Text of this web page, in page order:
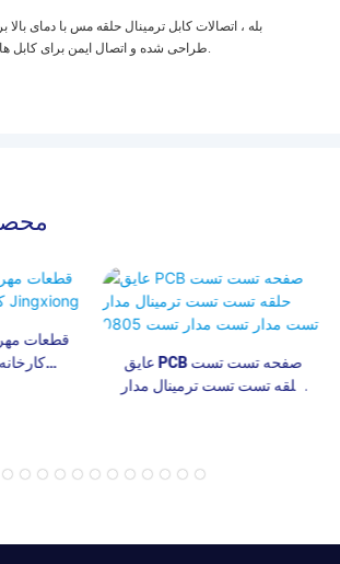
بله ، اتصالات کابل ترمینال حلقه مس با دمای
طراحی شده و اتصال ایمن برای کابل ها فراهم می کند.
قطعات
عایق PCB صفحه تست تست
حلقه تست تست ترمینال مدار